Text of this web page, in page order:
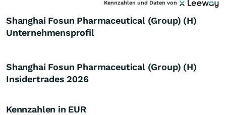
Kennzahlen und Daten von
Shanghai Fosun Pharmaceutical (Group) (H)
Unternehmensprofil
Shanghai Fosun Pharmaceutical (Group) (H)
Insidertrades 2026
Kennzahlen in EUR